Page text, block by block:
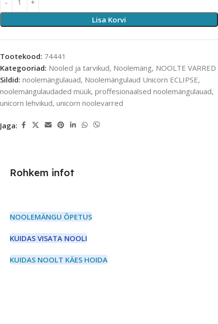
Lisa Korvi
Tootekood: 74441
Kategooriad: Nooled ja tarvikud, Noolemäng, NOOLTE VARRED
Sildid: noolemängulauad, Noolemängulaud Unicorn ECLIPSE,
noolemängulaudaded müük, proffesionaalsed noolemängulauad,
unicorn lehvikud, unicorn noolevarred
Jaga:
Rohkem infot
NOOLEMÄNGU ÕPETUS
KUIDAS VISATA NOOLI
KUIDAS NOOLT KÄES HOIDA